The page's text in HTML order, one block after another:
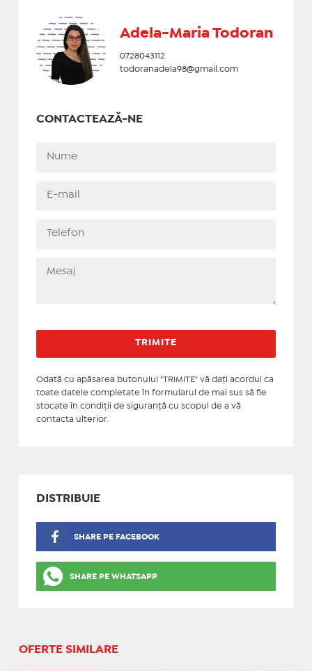
Adela-Maria Todoran
0728043112
todoranadela98@gmail.com
CONTACTEAZĂ-NE
Odată cu apăsarea butonului "TRIMITE" vă daţi acordul ca
toate datele completate în formularul de mai sus să fie
stocate în condiţii de siguranţă cu scopul de a vă
contacta ulterior.
DISTRIBUIE
SHARE PE FACEBOOK
SHARE PE WHATSAPP
OFERTE SIMILARE